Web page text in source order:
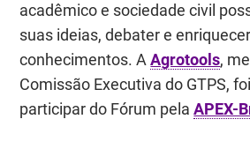
acadêmico e sociedade civil
suas ideias, debater e
conhecimentos. AAgrotools,
Comissão Executiva do GTPS,
participar do Fórum pelaAPEX-